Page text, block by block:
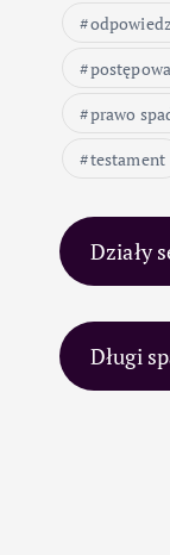
prawo
testament
Działy
Długi